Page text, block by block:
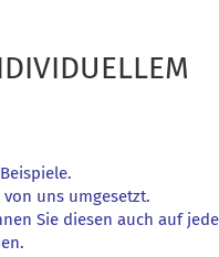
uns umgesetzt.
Sie diesen auch auf